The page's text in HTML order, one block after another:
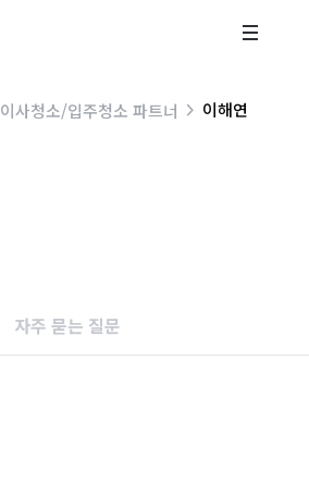
이사청소/입주청소 파트너 이해연
자주 묻는 질문